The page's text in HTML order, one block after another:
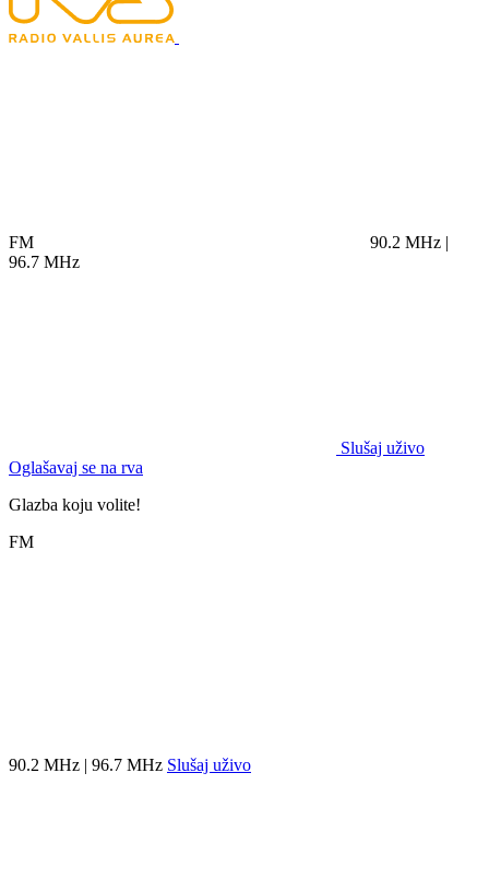
FM
90.2 MHz |
96.7 MHz
Slušaj uživo
Oglašavaj se na rva
Glazba koju volite!
FM
90.2 MHz | 96.7 MHz Slušaj uživo